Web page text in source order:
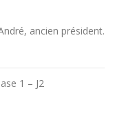
ancien président.
1 – J2